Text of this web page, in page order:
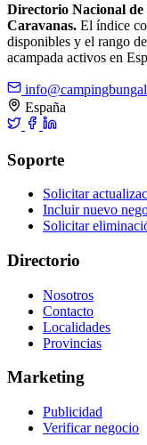
Directorio Nacional de
Caravanas. El índice
disponibles y el rango
acampada activos en
España
Soporte
Solicitar
Incluir nuevo
Solicitar
Directorio
Nosotros
Contacto
Localidades
Provincias
Marketing
Publicidad
Verificar negocio